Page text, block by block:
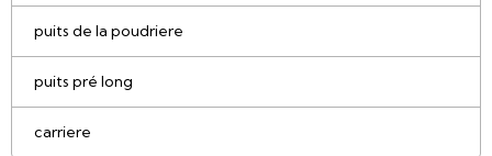
puits de la poudriere
puits pré long
carriere